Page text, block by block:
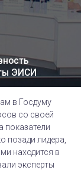
ЭИСИ
в Госдуму
со своей
показатели
позади лидера,
находится в
эксперты